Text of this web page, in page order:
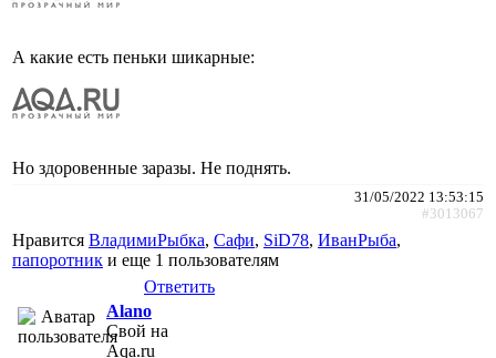
А какие есть пеньки шикарные:
Но здоровенные заразы. Не поднять.
31/05/2022 13:53:15
#3013067
Нравится ВладимиРыбка, Сафи, SiD78, ИванРыба,
папоротник и еще 1 пользователям
Ответить
Alano
Свой на
Aqa.ru